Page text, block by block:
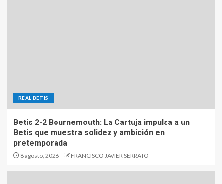
REAL BETIS
Betis 2-2 Bournemouth: La Cartuja impulsa a un
Betis que muestra solidez y ambición en
pretemporada
8 agosto, 2026 FRANCISCO JAVIER SERRATO